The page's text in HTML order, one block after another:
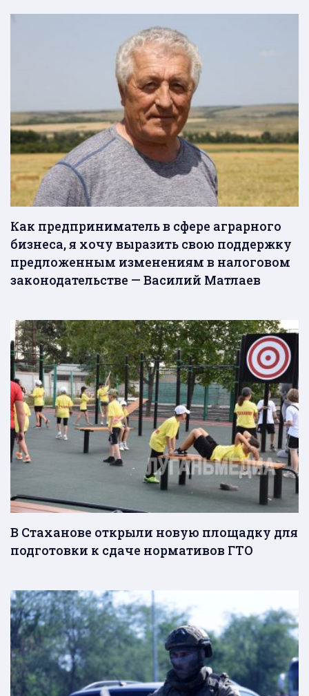
Как предприниматель в сфере аграрного
бизнеса, я хочу выразить свою поддержку
предложенным изменениям в налоговом
законодательстве — Василий Матлаев
В Стаханове открыли новую площадку для
подготовки к сдаче нормативов ГТО